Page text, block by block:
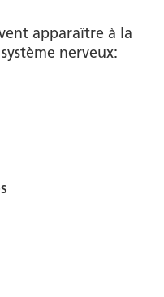
apparaître à la
nerveux: